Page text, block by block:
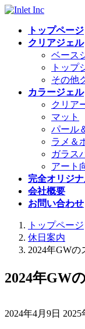
コ
ナ
トップページ
クリアジェル
ベース
トップ
その他
カラージェル
クリア
マット
パール
ラメ＆
ガラス
アート
完全オリジ
会社概要
お問い合わせ
トップページ
休日案内
2024年GW
2024年GW
2024年4月9日 終
2025